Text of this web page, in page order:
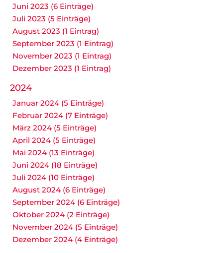
Juni 2023 (6 Einträge)
Juli 2023 (5 Einträge)
August 2023 (1 Eintrag)
September 2023 (1 Eintrag)
November 2023 (1 Eintrag)
Dezember 2023 (1 Eintrag)
2024
Januar 2024 (5 Einträge)
Februar 2024 (7 Einträge)
März 2024 (5 Einträge)
April 2024 (5 Einträge)
Mai 2024 (13 Einträge)
Juni 2024 (18 Einträge)
Juli 2024 (10 Einträge)
August 2024 (6 Einträge)
September 2024 (6 Einträge)
Oktober 2024 (2 Einträge)
November 2024 (5 Einträge)
Dezember 2024 (4 Einträge)